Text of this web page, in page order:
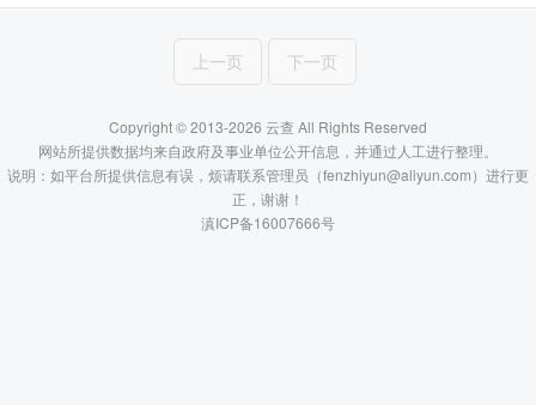
上一页 下一页
Copyright © 2013-2026 云查 All Rights Reserved
网站所提供数据均来自政府及事业单位公开信息，并通过人工进行整理。
说明：如平台所提供信息有误，烦请联系管理员（fenzhiyun@aliyun.com）进行更
正，谢谢！
滇ICP备16007666号